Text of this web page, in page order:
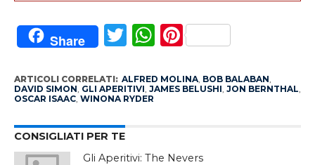
Share Twitter
WhatsApp
Pinterest
ARTICOLI CORRELATI: ALFRED MOLINA, BOB BALABAN,
DAVID SIMON, GLI APERITIVI, JAMES BELUSHI, JON BERNTHAL,
OSCAR ISAAC, WINONA RYDER
CONSIGLIATI PER TE
Gli Aperitivi: The Nevers